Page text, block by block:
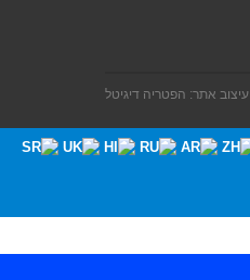
עיצוב אתר: הפטריה דיגיטל